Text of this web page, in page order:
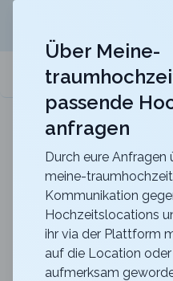
meine-
Maxililian
Für eine
Zurück zur Suche
Restaurant
Elisabeth
Über Meine-
passende
anfragen
Durch eure
meine-
Kommunikation
Hochzeitslocations
ihr via der Plattform
auf die Location
aufmerksam